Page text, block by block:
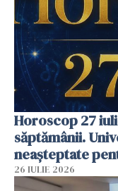
Horoscop 27
săptămânii.
neașteptate
26 IULIE 2026